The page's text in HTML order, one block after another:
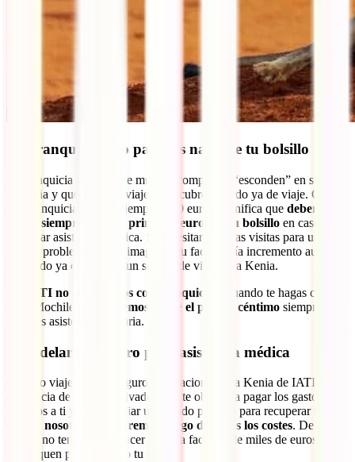
Sin franquicias, no pagarás nada de tu bolsillo
La franquicia es algo que muchas compañías “esconden” en su letra
pequeña y que luego el viajero descubre estando ya de viaje. Con
una franquicia de, por ejemplo, 100 euros, significa que deberás
pagar siempre los cien primeros euros de tu bolsillo en caso de
necesitar asistencia médica. Si necesitaras varias visitas para un
mismo problema, como imaginas, tu factura iría incremento aun
habiendo ya contratado un seguro de viaje para Kenia.
En IATI no trabajamos con franquicia
y cuando te hagas con tu
IATI Mochilero
cubriremos desde el primer céntimo siempre que
precises asistencia sanitaria.
Sin adelantar dinero para asistencia médica
Cuando viajes con tu seguro internacional para Kenia de IATI, a
diferencia de seguros privados que te obligan a pagar los gastos
médicos a ti y luego iniciar un pesado proceso para recuperar tu
nosotros nos haremos cargo de todos los costes. De esta
forma, no tendrás que hacer frente a facturas de miles de euros que
hipotequen por completo tu viaje.